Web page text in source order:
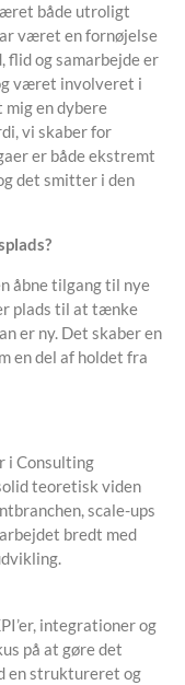
både utroligt
været en fornøjelse
flid og samarbejde er
været involveret i
en dybere
vi skaber for
er både ekstremt
det smitter i den
åbne tilgang til nye
plads til at tænke
er ny. Det skaber en
en del af holdet fra
i Consulting
teoretisk viden
scale-ups
bredt med
integrationer og
på at gøre det
en struktureret og